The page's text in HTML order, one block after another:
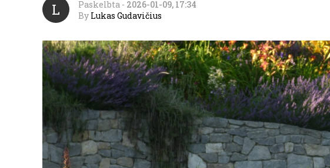
L Paskelbta - 2026-01-09, 17:34
By Lukas Gudavičius